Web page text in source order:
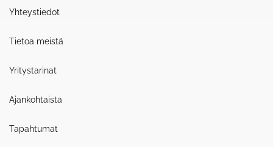
Yhteystiedot
Tietoa meistä
Yritystarinat
Ajankohtaista
Tapahtumat